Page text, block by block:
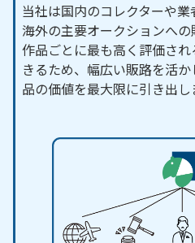
当社は国内のコレクターや業
海外の主要オークションへの
作品ごとに最も高く評価さ
きるため、幅広い販路を活
品の価値を最大限に引き出し